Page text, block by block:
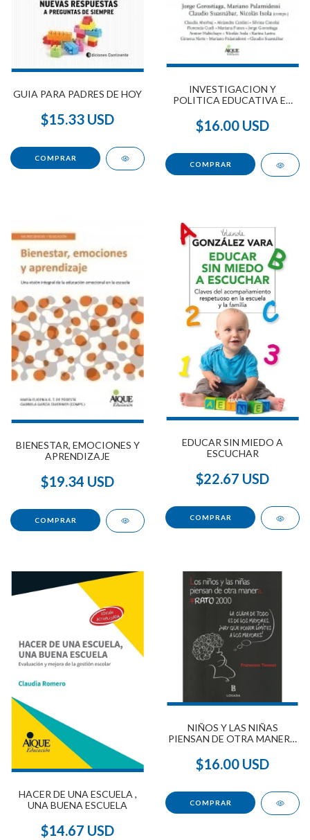
GUIA PARA PADRES DE HOY
$15.33 USD
INVESTIGACION Y
POLITICA EDUCATIVA EN
$16.00 USD
BIENESTAR, EMOCIONES Y
APRENDIZAJE
$19.34 USD
EDUCAR SIN MIEDO A
ESCUCHAR
$22.67 USD
HACER DE UNA ESCUELA ,
UNA BUENA ESCUELA
$14.67 USD
NIÑOS Y LAS NIÑAS
PIENSAN DE OTRA MANERA
$16.00 USD